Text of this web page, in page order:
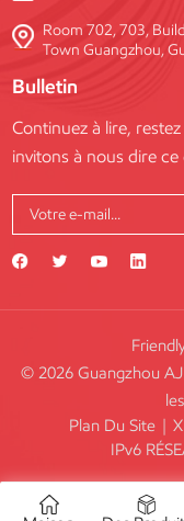
Room 702, 703,
Town Guangzhou,
Bulletin
Continuez à lire,
invitons à nous dire
© 2026 Guangzhou
Plan Du Site |
IPv6